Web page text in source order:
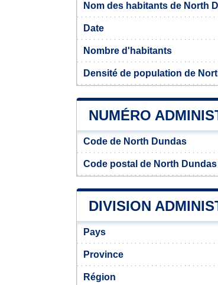
Nom des habitants de North
Date
Nombre d'habitants
Densité de population de
NUMÉRO
Code de North Dundas
Code postal de North Dundas
DIVISION
Pays
Province
Région